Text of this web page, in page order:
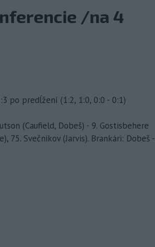
/na 4
po predĺžení (1:2, 1:0, 0:0 - 0:1)
(Caufield, Dobeš) - 9. Gostisbehere
75. Svečnikov (Jarvis). Brankári: Dobeš -